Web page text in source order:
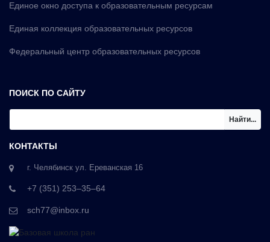
Единое окно доступа к образовательным ресурсам
Единая коллекция образовательных ресурсов
Федеральный центр образовательных ресурсов
ПОИСК ПО САЙТУ
Найти...
КОНТАКТЫ
г. Челябинск ул. Ереванская 16
+7 (351) 253‒35‒64
sch77@inbox.ru